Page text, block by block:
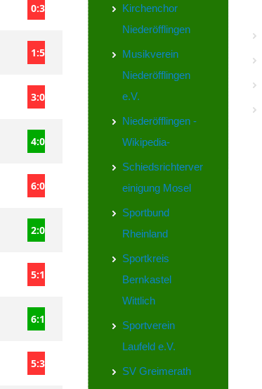
0:3
1:5
3:0
4:0
6:0
2:0
5:1
6:1
5:3
Kirchenchor
Niederöfflingen
Musikverein
Niederöfflingen
e.V.
Niederöfflingen -
Wikipedia-
Schiedsrichterver
einigung Mosel
Sportbund
Rheinland
Sportkreis
Bernkastel
Wittlich
Sportverein
Laufeld e.V.
SV Greimerath